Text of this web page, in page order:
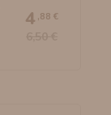
4 ,88 €